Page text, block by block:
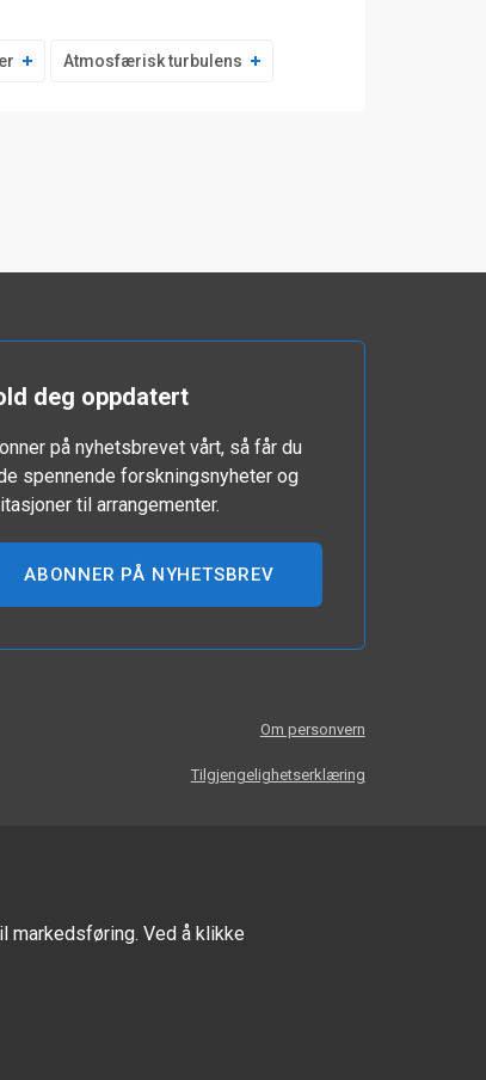
markedsføring. Ved å klikke
Atmosfærisk turbulens
deg oppdatert
på nyhetsbrevet vårt, så får du
spennende forskningsnyheter og
til arrangementer.
ABONNER PÅ NYHETSBREV
Om personvern
Tilgjengelighetserklæring